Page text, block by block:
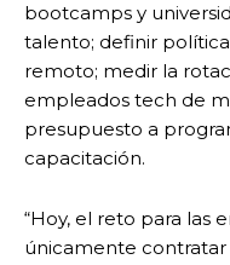
bootcamps y
talento; definir
remoto; medir la
empleados tech de
presupuesto a
capacitación.
“Hoy, el reto para las
únicamente